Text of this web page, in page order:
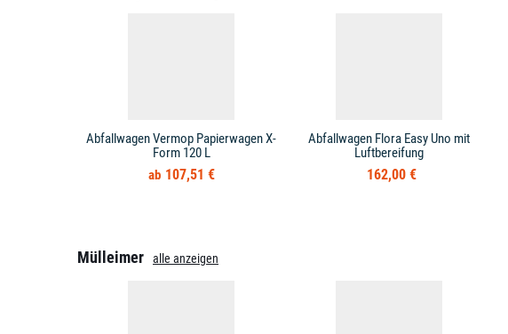
Abfallwagen Vermop Papierwagen X-
Form 120 L
107,51 €
Abfallwagen Flora Easy Uno mit
Luftbereifung
162,00 €
Mülleimer alle anzeigen